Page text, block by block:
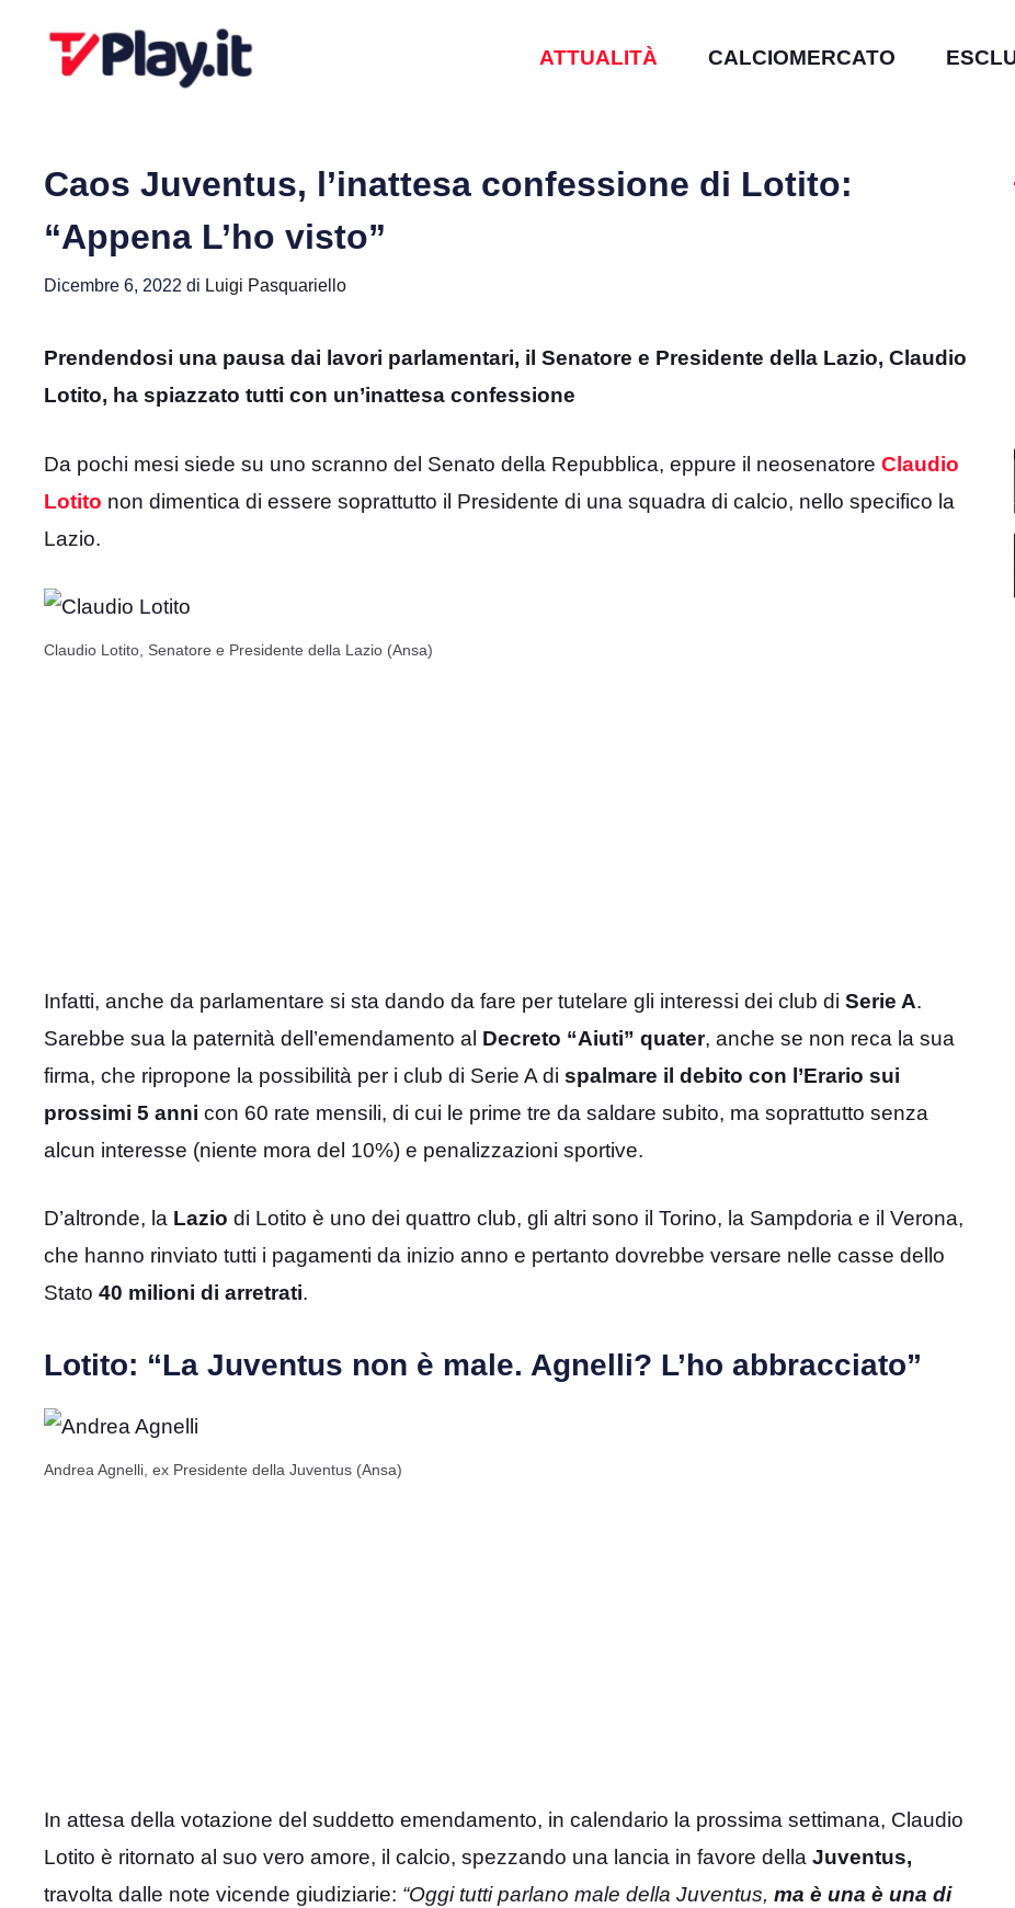
ATTUALITÀ CALCIOMERCATO
Caos Juventus, l’inattesa confessione di Lotito:
“Appena L’ho visto”
Dicembre 6, 2022 di Luigi Pasquariello
Prendendosi una pausa dai lavori parlamentari, il Senatore e Presidente della Lazio, Claudio
Lotito, ha spiazzato tutti con un’inattesa confessione
Da pochi mesi siede su uno scranno del Senato della Repubblica, eppure il neosenatore Claudio
Lotito non dimentica di essere soprattutto il Presidente di una squadra di calcio, nello specifico la
Lazio.
Claudio Lotito, Senatore e Presidente della Lazio (Ansa)
Infatti, anche da parlamentare si sta dando da fare per tutelare gli interessi dei club di Serie A.
Sarebbe sua la paternità dell’emendamento al Decreto “Aiuti” quater, anche se non reca la sua
firma, che ripropone la possibilità per i club di Serie A di spalmare il debito con l’Erario sui
prossimi 5 anni con 60 rate mensili, di cui le prime tre da saldare subito, ma soprattutto senza
alcun interesse (niente mora del 10%) e penalizzazioni sportive.
D’altronde, la Lazio di Lotito è uno dei quattro club, gli altri sono il Torino, la Sampdoria e il Verona,
che hanno rinviato tutti i pagamenti da inizio anno e pertanto dovrebbe versare nelle casse dello
Stato 40 milioni di arretrati.
Lotito: “La Juventus non è male. Agnelli? L’ho abbracciato”
Andrea Agnelli, ex Presidente della Juventus (Ansa)
In attesa della votazione del suddetto emendamento, in calendario la prossima settimana, Claudio
Lotito è ritornato al suo vero amore, il calcio, spezzando una lancia in favore della Juventus,
travolta dalle note vicende giudiziarie: “Oggi tutti parlano male della Juventus, ma è una è una di